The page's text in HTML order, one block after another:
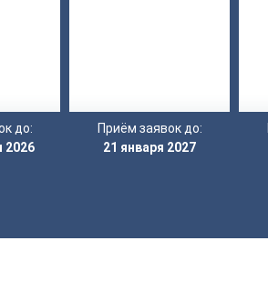
до:
2026
Приём заявок до:
21 января 2027